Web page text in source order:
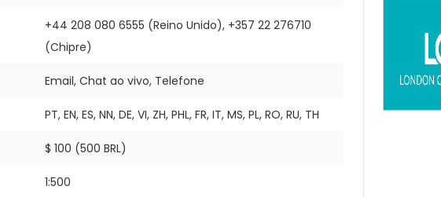
+44 208 080 6555 (Reino Unido), +357 22 276710
(Chipre)
Email, Chat ao vivo, Telefone
PT, EN, ES, NN, DE, VI, ZH, PHL, FR, IT, MS, PL, RO, RU, TH
$ 100 (500 BRL)
1:500